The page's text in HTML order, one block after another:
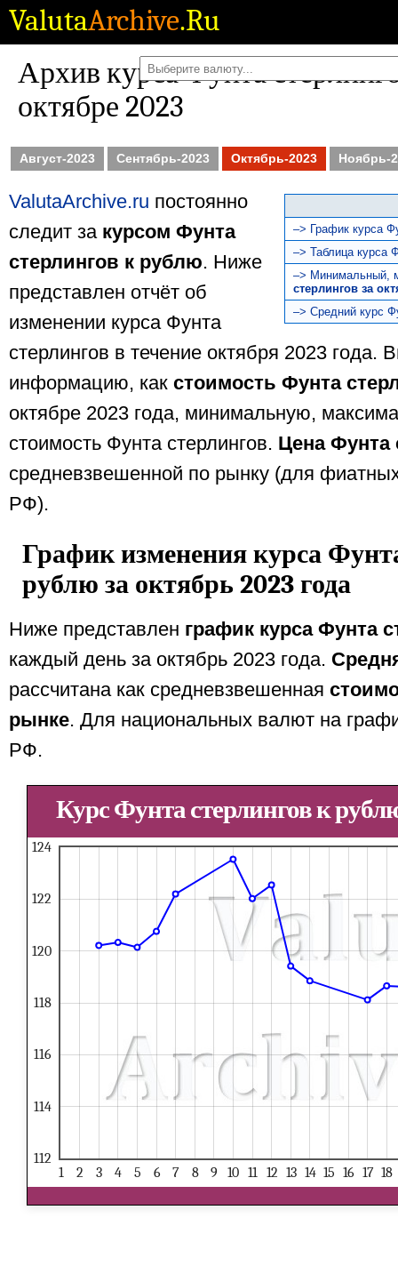
ValutaArchive.Ru
Архив курса Фунта
октябре 2023
Август-2023 Сентябрь-2023 Октябрь-2023 Ноябрь-
–> График курса
–> Таблица курса
–> Минимальный,
стерлингов за
–> Средний курс
ValutaArchive.ru постоянно
следит за курсом Фунта
стерлингов к рублю. Ниже
представлен отчёт об
изменении курса Фунта
стерлингов в течение октября 2023 года.
информацию, как стоимость Фунта
октябре 2023 года, минимальную,
стоимость Фунта стерлингов. Цена Фунта
средневзвешенной по рынку (для
РФ).
График изменения курса
рублю за октябрь 2023 года
Ниже представлен график курса Фунта
каждый день за октябрь 2023 года.
рассчитана как средневзвешенная
рынке. Для национальных валют на
РФ.
Курс Фунта стерлингов к
1 2 3 4 5 6 7 8 9 10 11 12 13 14 15 16 17 18
112
114
116
118
120
122
124